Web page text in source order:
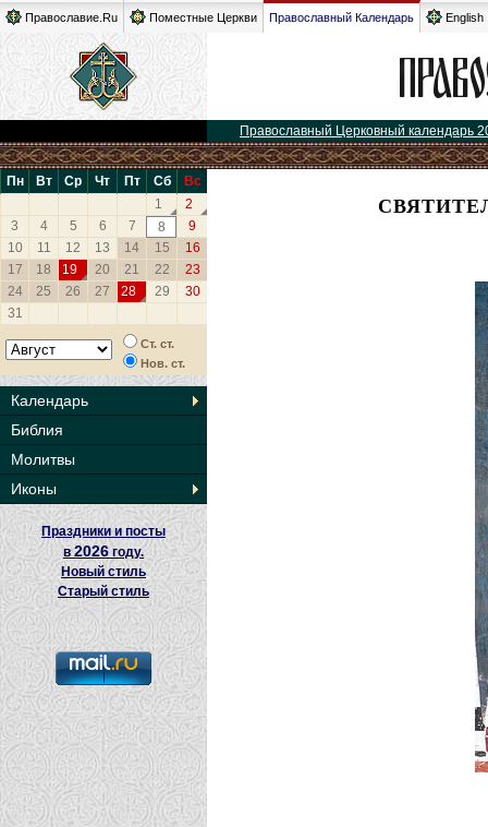
Православие.Ru Поместные Церкви Православный Календарь English
Православный Церковный календарь
Пн Вт Ср Чт Пт Сб
Вс
1
2
3
4 5 6 7 8
9
10
11 12 13 14 15
16
17
18 19 20 21 22
23
24
25 26 27 28 29
30
31
Ст. ст.
Нов. ст.
Календарь
Библия
Молитвы
Иконы
Праздники и посты
в2026 году.
Новый стиль
Старый стиль